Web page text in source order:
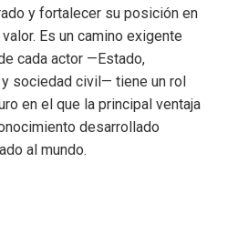
y fortalecer su posición en
Es un camino exigente
cada actor —Estado,
sociedad civil— tiene un rol
en el que la principal ventaja
desarrollado
al mundo.